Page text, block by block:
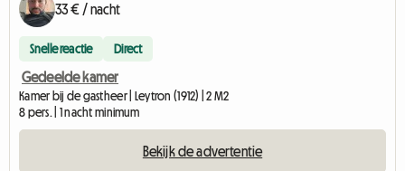
33 € / nacht
Snelle reactie Direct
Gedeelde kamer
Kamer bij de gastheer | Leytron (1912) | 2 M2
8 pers. | 1 nacht minimum
Bekijk de advertentie